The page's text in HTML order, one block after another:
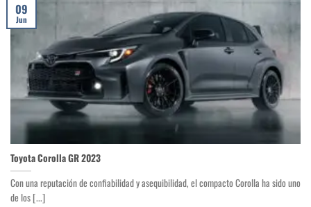
Toyota Corolla GR 2023
Con una reputación de confiabilidad y asequibilidad, el compacto Corolla ha sido uno
de los [...]
09
Jun